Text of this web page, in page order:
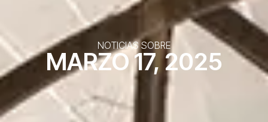
NOTICIAS SOBRE
MARZO 17, 2025